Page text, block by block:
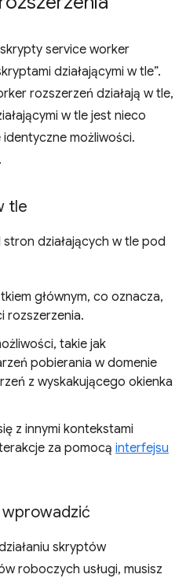
service worker
działającymi w tle”.
rozszerzeń działają w tle,
w tle jest nieco
możliwości.
tle
działających w tle pod
głównym, co oznacza,
rozszerzenia.
takie jak
pobierania w domenie
z wyskakującego okienka
z innymi kontekstami
za pomocą interfejsu
skryptów
roboczych usługi, musisz